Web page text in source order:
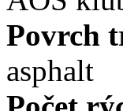
Povrch
asphalt